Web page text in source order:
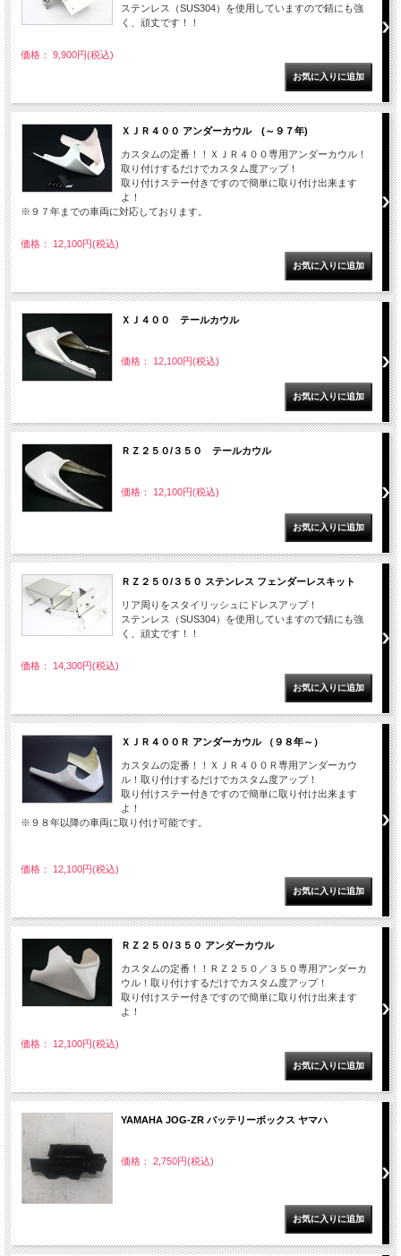
ステンレス（SUS304）を使用していますので錆にも強
く、頑丈です！！
価格： 9,900円(税込)
ＸＪＲ４００ アンダーカウル (～９７年)
カスタムの定番！！ＸＪＲ４００専用アンダーカウル！
取り付けするだけでカスタム度アップ！
取り付けステー付きですので簡単に取り付け出来ます
よ！
※９７年までの車両に対応しております。
価格： 12,100円(税込)
ＸＪ４００ テールカウル
価格： 12,100円(税込)
ＲＺ２５０/３５０ テールカウル
価格： 12,100円(税込)
ＲＺ２５０/３５０ ステンレス フェンダーレスキット
リア周りをスタイリッシュにドレスアップ！
ステンレス（SUS304）を使用していますので錆にも強
く、頑丈です！！
価格： 14,300円(税込)
ＸＪＲ４００Ｒ アンダーカウル （９８年～）
カスタムの定番！！ＸＪＲ４００Ｒ専用アンダーカウ
ル！取り付けするだけでカスタム度アップ！
取り付けステー付きですので簡単に取り付け出来ます
よ！
※９８年以降の車両に取り付け可能です。
価格： 12,100円(税込)
ＲＺ２５０/３５０ アンダーカウル
カスタムの定番！！ＲＺ２５０／３５０専用アンダーカ
ウル！取り付けするだけでカスタム度アップ！
取り付けステー付きですので簡単に取り付け出来ます
よ！
価格： 12,100円(税込)
YAMAHA JOG-ZR バッテリーボックス ヤマハ
価格： 2,750円(税込)